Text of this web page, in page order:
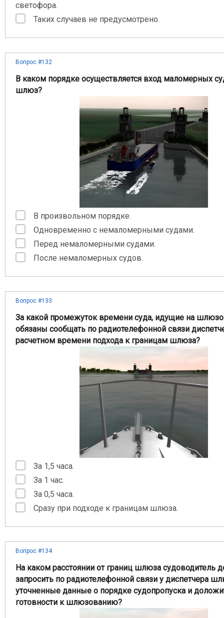
светофора.
Таких случаев не предусмотрено.
Вопрос #132
В каком порядке осуществляется вход маломерных
шлюз?
В произвольном порядке.
Одновременно с немаломерными судами.
Перед немаломерными судами.
После немаломерных судов.
Вопрос #133
За какой промежуток времени суда, идущие на
обязаны сообщать по радиотелефонной связи
расчетном времени подхода к границам шлюза?
За 1,5 часа.
За 1 час.
За 0,5 часа.
Сразу при подходе к границам шлюза.
Вопрос #134
На каком расстоянии от границ шлюза судоводитель
запросить по радиотелефонной связи у диспетчера
уточненные данные о порядке судопропуска и
готовности к шлюзованию?